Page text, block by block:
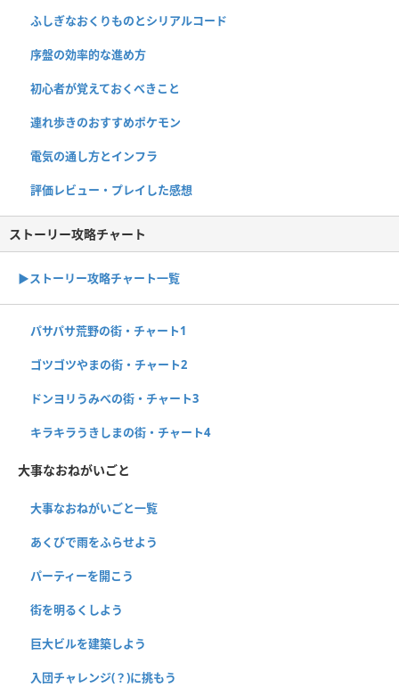
ふしぎなおくりものとシリアルコード
序盤の効率的な進め方
初心者が覚えておくべきこと
連れ歩きのおすすめポケモン
電気の通し方とインフラ
評価レビュー・プレイした感想
ストーリー攻略チャート
▶ストーリー攻略チャート一覧
パサパサ荒野の街・チャート1
ゴツゴツやまの街・チャート2
ドンヨリうみべの街・チャート3
キラキラうきしまの街・チャート4
大事なおねがいごと
大事なおねがいごと一覧
あくびで雨をふらせよう
パーティーを開こう
街を明るくしよう
巨大ビルを建築しよう
入団チャレンジ(？)に挑もう